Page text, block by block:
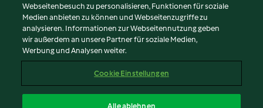
Nutzungsbedingungen
Datenschutzrichtlinien
Disclaimer
Impressum
Inhalt melden
Webseitenbesuch zu personalisieren, Funktionen für soziale
Medien anbieten zu können und Webseitenzugriffe zu
analysieren. Informationen zur Webseitennutzung geben
wir außerdem an unsere Partner für soziale Medien,
Werbung und Analysen weiter.
Cookie Einstellungen
Alle ablehnen